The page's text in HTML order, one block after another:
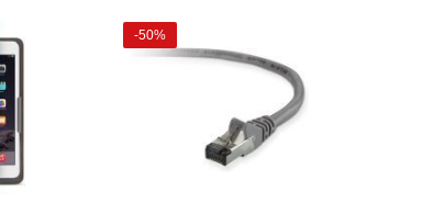
In den Warenkorb
-50%